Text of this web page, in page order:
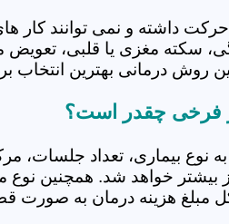
داشته و نمی توانند کار های
سکته مغزی یا قلبی، تعویض
روش درمانی بهترین انتخاب
فرخی چقدر است؟
به نوع بیماری، تعداد
بیشتر خواهد شد. همچنین
مبلغ هزینه درمان به صورت